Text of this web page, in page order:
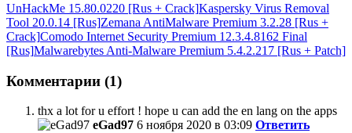
UnHackMe 15.80.0220 [Rus + Crack]Kaspersky Virus Removal
Tool 20.0.14 [Rus]Zemana AntiMalware Premium 3.2.28 [Rus +
Crack]Comodo Internet Security Premium 12.3.4.8162 Final
[Rus]Malwarebytes Anti-Malware Premium 5.4.2.217 [Rus + Patch]
Комментарии (1)
thx a lot for u effort ! hope u can add the en lang on the apps
eGad97 6 ноября 2020 в 03:09 Ответить